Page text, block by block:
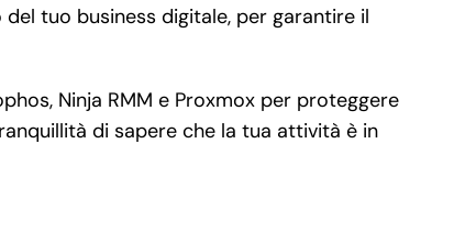
tuo business digitale, per garantire il
Ninja RMM e Proxmox per proteggere
di sapere che la tua attività è in